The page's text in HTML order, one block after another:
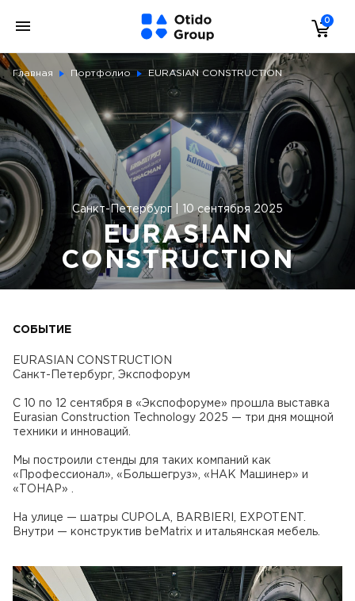
0
Главная Портфолио EURASIAN CONSTRUCTION
Санкт-Петербург | 10 сентября 2025
EURASIAN
CONSTRUCTION
СОБЫТИЕ
EURASIAN CONSTRUCTION
Санкт-Петербург, Экспофорум
С 10 по 12 сентября в «Экспофоруме» прошла выставка
Eurasian Construction Technology 2025 — три дня мощной
техники и инноваций.
Мы построили стенды для таких компаний как
«Профессионал», «Большегруз», «НАК Машинер» и
«ТОНАР» .
На улице — шатры CUPOLA, BARBIERI, EXPOTENT.
Внутри — конструктив beMatrix и итальянская мебель.